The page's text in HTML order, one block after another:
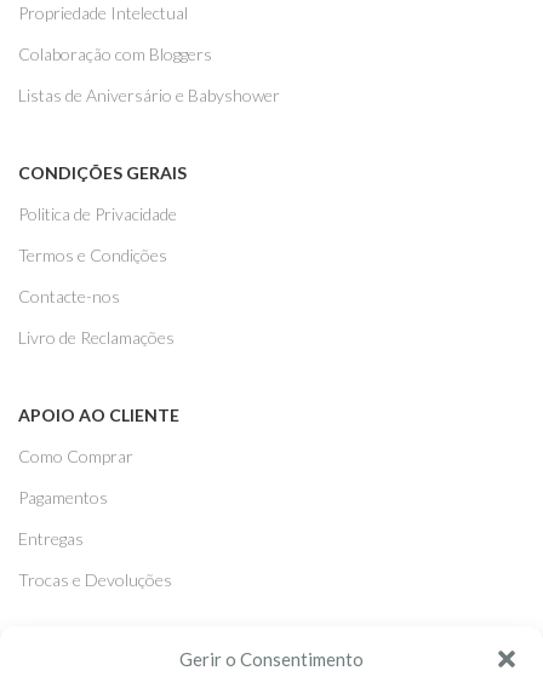
Gerir o Consentimento
Propriedade Intelectual
Colaboração com Bloggers
Listas de Aniversário e Babyshower
CONDIÇÕES GERAIS
Politica de Privacidade
Termos e Condições
Contacte-nos
Livro de Reclamações
APOIO AO CLIENTE
Como Comprar
Pagamentos
Entregas
Trocas e Devoluções